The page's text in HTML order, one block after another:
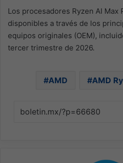
Los procesadores Ryzen AI Max
disponibles a través de los
equipos originales (OEM),
tercer trimestre de 2026.
AMD AMD